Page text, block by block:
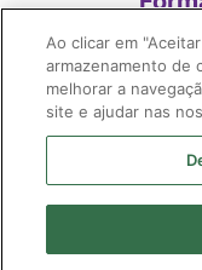
Imifarma Produtos
04.899.316/0478-58|
Ao clicar em
armazenamento de
melhorar a
site e ajudar nas